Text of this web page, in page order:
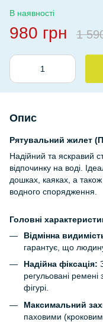
В наявності
980 грн 1
Опис
Рятувальний жилет
Надійний та яскравий
відпочинку на воді.
дошках, каяках, а також
водного спорядження.
Головні
Відмінна
гарантує, що
Надійна фіксація:
регульовані
фігурі.
Максимальний
паховими